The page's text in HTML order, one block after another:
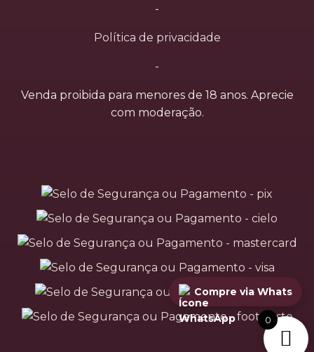
-
Política de privacidade
-
Venda proibida para menores de 18 anos. Aprecie
com moderação.
0
Compre via Whats